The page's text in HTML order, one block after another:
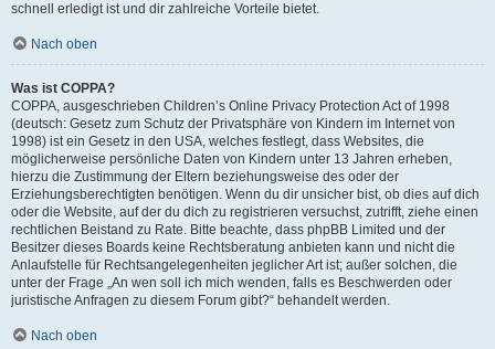
schnell erledigt ist und dir zahlreiche Vorteile bietet.
Nach oben
Was ist COPPA?
COPPA, ausgeschrieben Children’s Online Privacy Protection Act of 1998
(deutsch: Gesetz zum Schutz der Privatsphäre von Kindern im Internet von
1998) ist ein Gesetz in den USA, welches festlegt, dass Websites, die
möglicherweise persönliche Daten von Kindern unter 13 Jahren erheben,
hierzu die Zustimmung der Eltern beziehungsweise des oder der
Erziehungsberechtigten benötigen. Wenn du dir unsicher bist, ob dies auf dich
oder die Website, auf der du dich zu registrieren versuchst, zutrifft, ziehe einen
rechtlichen Beistand zu Rate. Bitte beachte, dass phpBB Limited und der
Besitzer dieses Boards keine Rechtsberatung anbieten kann und nicht die
Anlaufstelle für Rechtsangelegenheiten jeglicher Art ist; außer solchen, die
unter der Frage „An wen soll ich mich wenden, falls es Beschwerden oder
juristische Anfragen zu diesem Forum gibt?“ behandelt werden.
Nach oben